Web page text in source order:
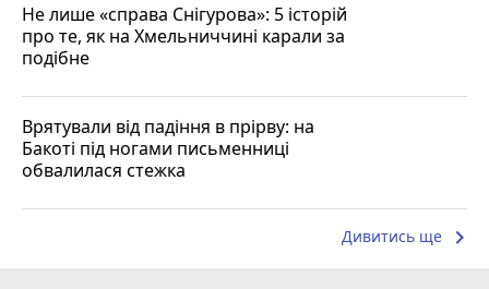
Не лише «справа Снігурова»: 5 історій
про те, як на Хмельниччині карали за
подібне
Врятували від падіння в прірву: на
Бакоті під ногами письменниці
обвалилася стежка
Дивитись ще keyboard_arrow_right